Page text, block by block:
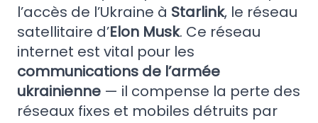
l’accès de l’Ukraine à Starlink, le réseau
satellitaire d’Elon Musk. Ce réseau
internet est vital pour les
communications de l’armée
ukrainienne — il compense la perte des
réseaux fixes et mobiles détruits par